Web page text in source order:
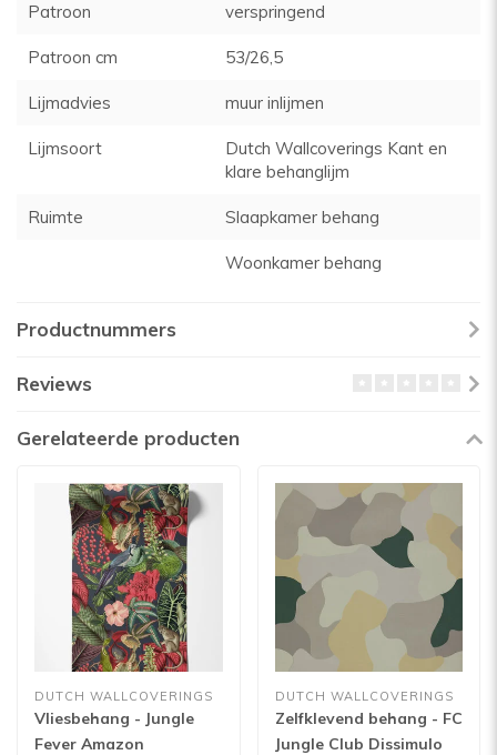
Patroon verspringend
Patroon cm 53/26,5
Lijmadvies muur inlijmen
Lijmsoort
Dutch Wallcoverings Kant en
klare behanglijm
Ruimte Slaapkamer behang
Woonkamer behang
Productnummers
Reviews
Gerelateerde producten
DUTCH WALLCOVERINGS
Vliesbehang - Jungle
Fever Amazon
DUTCH WALLCOVERINGS
Zelfklevend behang - FC
Jungle Club Dissimulo